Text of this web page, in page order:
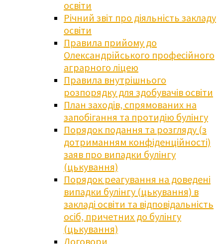
освіти
Річний звіт про діяльність закладу
освіти
Правила прийому до
Олександрійського професійного
аграрного ліцею
Правила внутрішнього
розпорядку для здобувачів освіти
План заходів, спрямованих на
запобігання та протидію булінгу
Порядок подання та розгляду (з
дотриманням конфіденційності)
заяв про випадки булінгу
(цькування)
Порядок реагування на доведені
випадки булінгу (цькування) в
закладі освіти та відповідальність
осіб, причетних до булінгу
(цькування)
Договори